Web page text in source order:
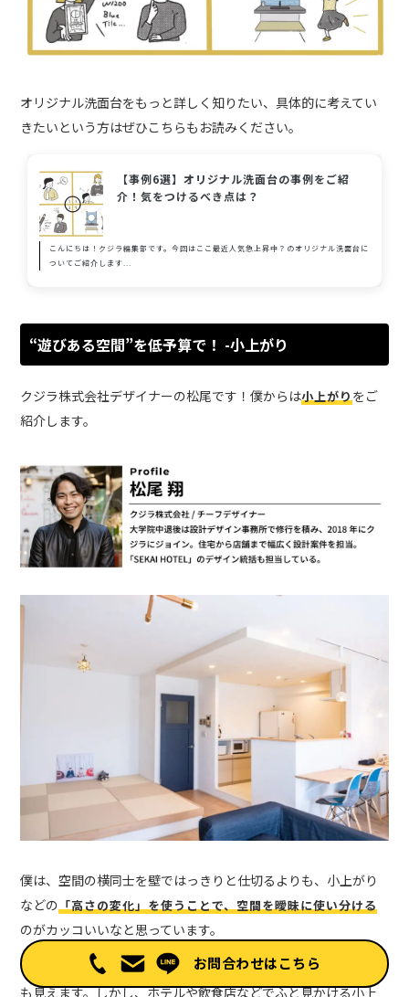
お問合わせはこちら
オリジナル洗面台をもっと詳しく知りたい、具体的に考えてい
きたいという方はぜひこちらもお読みください。
【事例6選】オリジナル洗面台の事例をご紹
介！気をつけるべき点は？
こんにちは！クジラ編集部です。今回はここ最近人気急上昇中？のオリジナル洗面台に
ついてご紹介します...
“遊びある空間”を低予算で！ -小上がり
クジラ株式会社デザイナーの松尾です！僕からは小上がり をご
紹介します。
僕は、空間の横同士を壁ではっきりと仕切るよりも、小上がり
などの「高さの変化」を使うことで、空間を曖昧に使い分ける
のがカッコいいなと思っています。
「段差ができる」という点においては、小上がりは一見不便に
も見えます。しかし、ホテルや飲食店などでふと見かける小上